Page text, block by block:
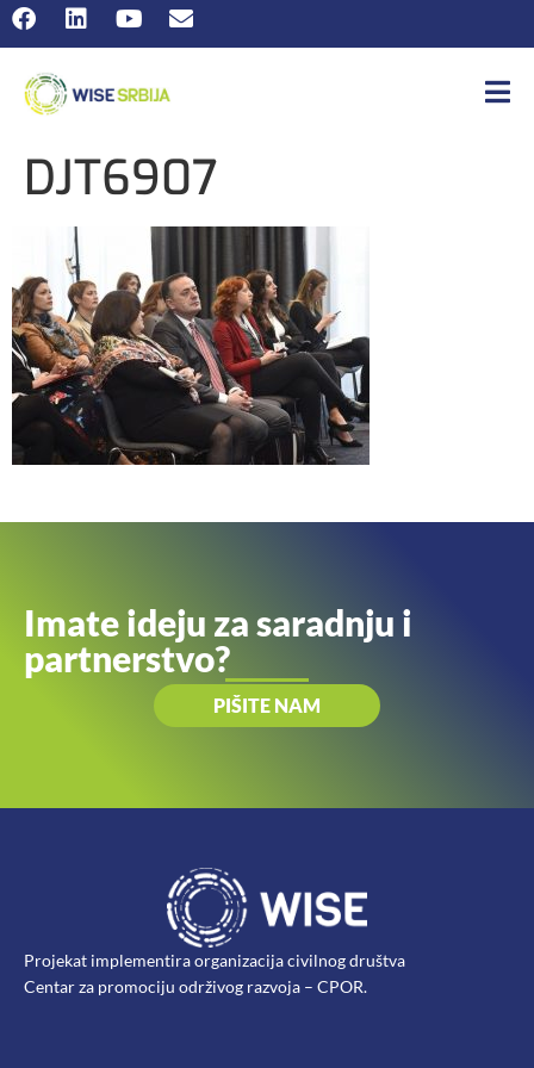
DJT6907
Imate ideju za saradnju i
partnerstvo?
PIŠITE NAM
Projekat implementira organizacija civilnog društva
Centar za promociju održivog razvoja – CPOR.